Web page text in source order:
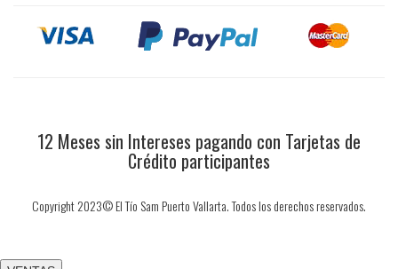
12 Meses sin Intereses pagando con Tarjetas de
Crédito participantes
Copyright 2023© El Tío Sam Puerto Vallarta. Todos los derechos reservados.